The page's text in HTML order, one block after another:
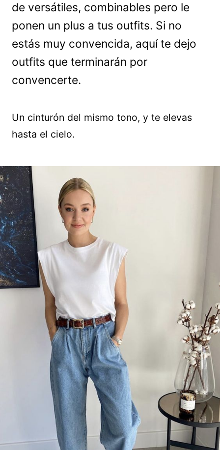
de versátiles, combinables pero le
ponen un plus a tus outfits. Si no
estás muy convencida, aquí te dejo
outfits que terminarán por
convencerte.
Un cinturón del mismo tono, y te elevas
hasta el cielo.